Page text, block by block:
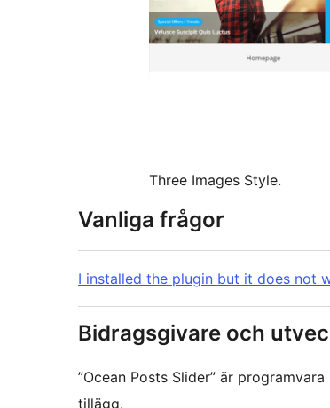
Three Images Style.
Vanliga frågor
I installed the plugin but it does not
Bidragsgivare och
”Ocean Posts Slider” är
tillägg.